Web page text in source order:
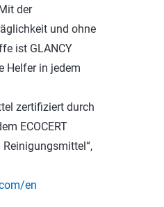
der
und ohne
ist GLANCY
Helfer in jedem
zertifiziert durch
ECOCERT
en